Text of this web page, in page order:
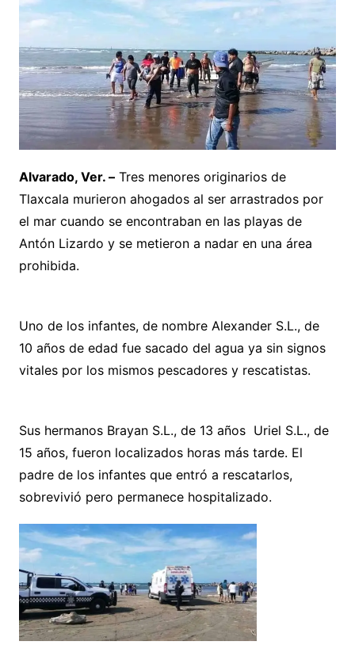
Alvarado, Ver. –Tres menores originarios de
Tlaxcala murieron ahogados al ser arrastrados por
el mar cuando se encontraban en las playas de
Antón Lizardo y se metieron a nadar en una área
prohibida.
Uno de los infantes, de nombre Alexander S.L., de
10 años de edad fue sacado del agua ya sin signos
vitales por los mismos pescadores y rescatistas.
Sus hermanos Brayan S.L., de 13 años Uriel S.L., de
15 años, fueron localizados horas más tarde. El
padre de los infantes que entró a rescatarlos,
sobrevivió pero permanece hospitalizado.